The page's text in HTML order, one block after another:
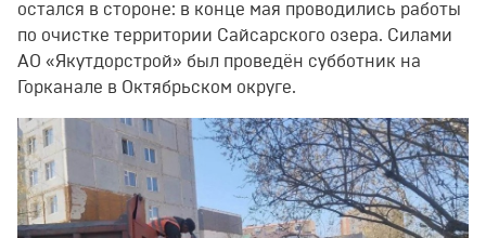
остался в стороне: в конце мая проводились работы
по очистке территории Сайсарского озера. Силами
АО «Якутдорстрой» был проведён субботник на
Горканале в Октябрьском округе.